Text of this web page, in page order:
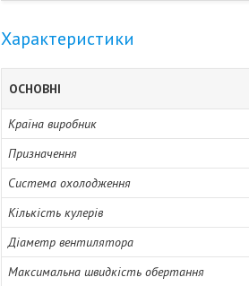
Характеристики
ОСНОВНІ
Країна виробник
Призначення
Система охолодження
Кількість кулерів
Діаметр вентилятора
Максимальна швидкість обертання